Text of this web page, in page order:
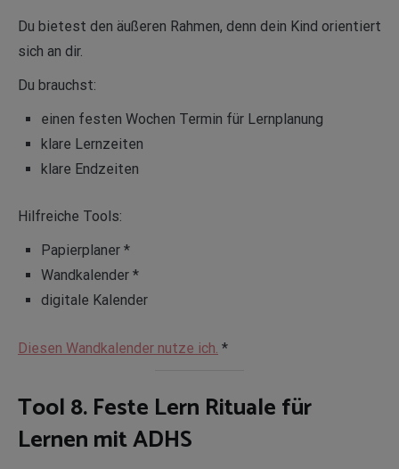
Du bietest den äußeren Rahmen, denn dein Kind orientiert
sich an dir.
Du brauchst:
einen festen Wochen Termin für Lernplanung
klare Lernzeiten
klare Endzeiten
Hilfreiche Tools:
Papierplaner *
Wandkalender *
digitale Kalender
Diesen Wandkalender nutze ich. *
Tool 8. Feste Lern Rituale für
Lernen mit ADHS